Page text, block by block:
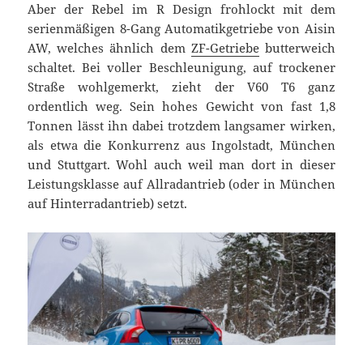
Aber der Rebel im R Design frohlockt mit dem
serienmäßigen 8-Gang Automatikgetriebe von Aisin
AW, welches ähnlich dem ZF-Getriebebutterweich
schaltet. Bei voller Beschleunigung, auf trockener
Straße wohlgemerkt, zieht der V60 T6 ganz
ordentlich weg. Sein hohes Gewicht von fast 1,8
Tonnen lässt ihn dabei trotzdem langsamer wirken,
als etwa die Konkurrenz aus Ingolstadt, München
und Stuttgart. Wohl auch weil man dort in dieser
Leistungsklasse auf Allradantrieb (oder in München
auf Hinterradantrieb) setzt.